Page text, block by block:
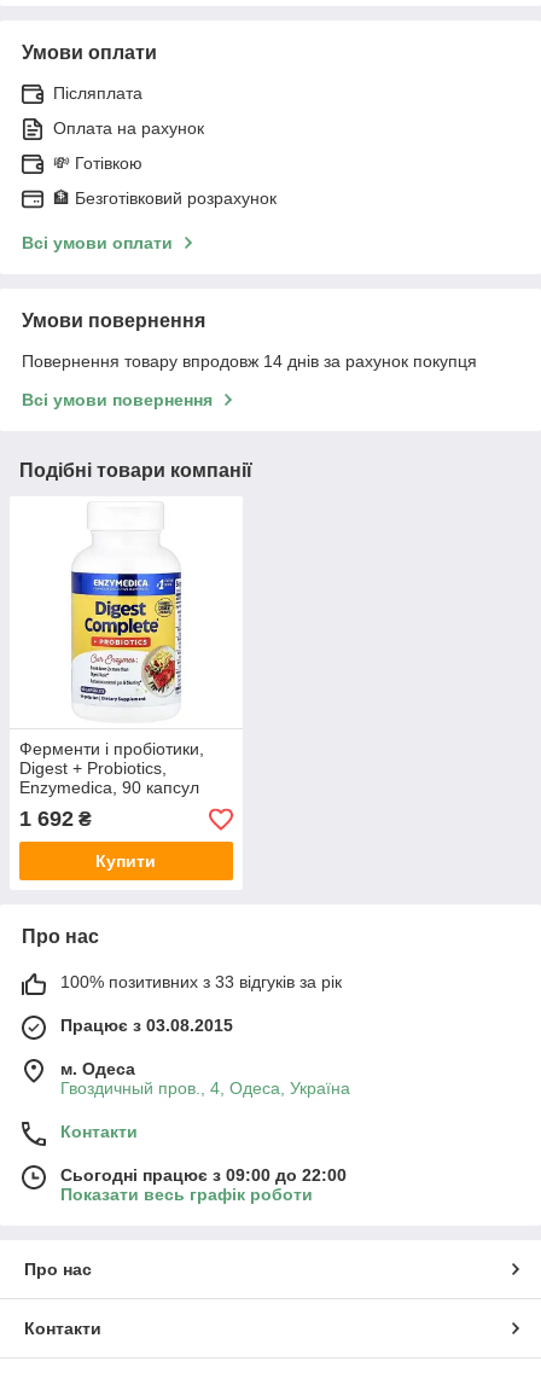
Умови оплати
Післяплата
Оплата на рахунок
💸 Готівкою
🏦 Безготівковий розрахунок
Всі умови оплати
Умови повернення
Повернення товару впродовж 14 днів за рахунок покупця
Всі умови повернення
Подібні товари компанії
Ферменти і пробіотики,
Digest + Probiotics,
Enzymedica, 90 капсул
1 692 ₴
Купити
Про нас
100% позитивних з 33 відгуків за рік
Працює з 03.08.2015
м. Одеса
Гвоздичный пров., 4, Одеса, Україна
Контакти
Сьогодні працює з 09:00 до 22:00
Показати весь графік роботи
Про нас
Контакти